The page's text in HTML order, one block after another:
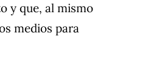
y que, al mismo
medios para